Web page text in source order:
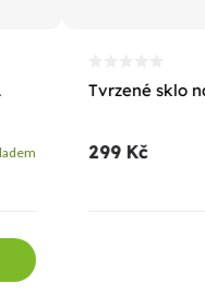
Tvrzené sklo
299 Kč